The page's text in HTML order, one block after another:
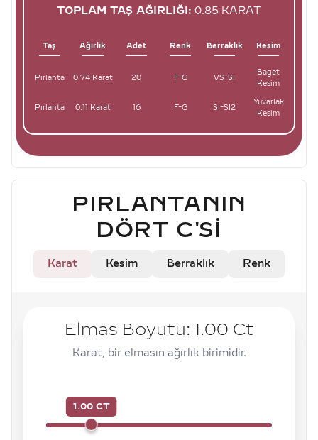
TOPLAM TAŞ AĞIRLIĞI: 0.85 KARAT
Taş Ağırlık Adet Renk Berraklık Kesim
Pırlanta 0.74 Karat 20 F-G VS-SI
Baget
Kesim
Pırlanta 0.11 Karat 16 F-G SI-SI2
Yuvarlak
Kesim
PIRLANTANIN
DÖRT C'SI
Karat Kesim Berraklık Renk
Elmas Boyutu: 1.00 Ct
Karat, bir elmasın ağırlık birimidir.
1.00 CT